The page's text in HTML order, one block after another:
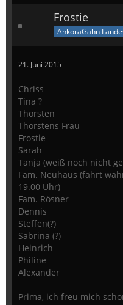
Frostie
AnkoraGahn
21. Juni 2015
Chriss
Tina ?
Thorsten
Thorstens Frau
Frostie
Sarah
Tanja (weiß noch nicht
Fam. Neuhaus (fährt
19.00 Uhr)
Fam. Rösner
Dennis
Steffen(?)
Sabrina (?)
Heinrich
Philine
Alexander
Prima, ich freu mich